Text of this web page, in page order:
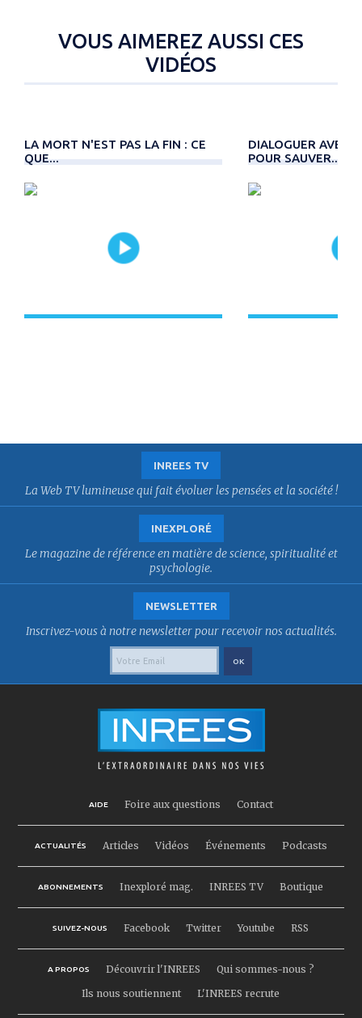
VOUS AIMEREZ AUSSI CES
VIDÉOS
LA MORT N'EST PAS LA FIN : CE
QUE...
DIALOGUER AVEC
POUR SAUVER...
INREES TV
La Web TV lumineuse qui fait évoluer les pensées et la société !
INEXPLORÉ
Le magazine de référence en matière de science, spiritualité et
psychologie.
NEWSLETTER
Inscrivez-vous à notre newsletter pour recevoir nos actualités.
AIDE Foire aux questions Contact
ACTUALITÉS Articles Vidéos Événements Podcasts
ABONNEMENTS Inexploré mag. INREES TV Boutique
SUIVEZ-NOUS Facebook Twitter Youtube RSS
A PROPOS Découvrir l'INREES
Qui sommes-nous ?
Ils nous soutiennent
L'INREES recrute